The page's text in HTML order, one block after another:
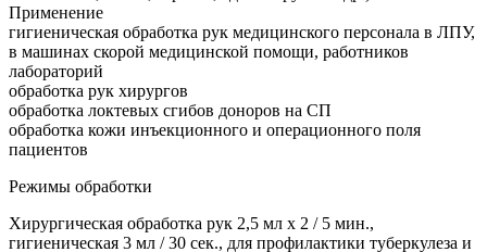
Применение
гигиеническая обработка рук медицинского персонала в ЛПУ,
в машинах скорой медицинской помощи, работников
лабораторий
обработка рук хирургов
обработка локтевых сгибов доноров на СП
обработка кожи инъекционного и операционного поля
пациентов
Режимы обработки
Хирургическая обработка рук 2,5 мл х 2 / 5 мин.,
гигиеническая 3 мл / 30 сек., для профилактики туберкулеза и